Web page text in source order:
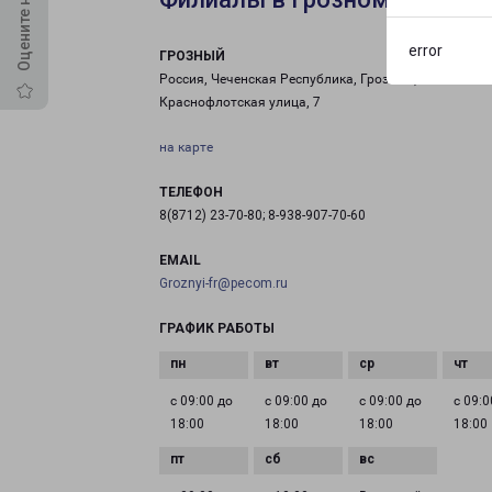
error
ГРОЗНЫЙ
Россия, Чеченская Республика, Грозный,
Краснофлотская улица, 7
на карте
ТЕЛЕФОН
8(8712) 23-70-80; 8-938-907-70-60
EMAIL
Groznyi-fr@pecom.ru
ГРАФИК РАБОТЫ
с 09:00 до
18:00
с 09:00 до
18:00
с 09:00 до
18:00
с
18:00